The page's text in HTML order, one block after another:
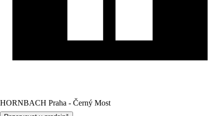
HORNBACH Praha - Černý Most